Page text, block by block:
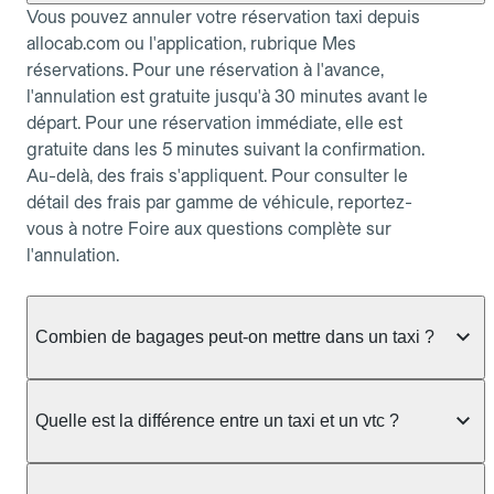
Vous pouvez annuler votre réservation taxi depuis
allocab.com ou l'application, rubrique Mes
réservations. Pour une réservation à l'avance,
l'annulation est gratuite jusqu'à 30 minutes avant le
départ. Pour une réservation immédiate, elle est
gratuite dans les 5 minutes suivant la confirmation.
Au-delà, des frais s'appliquent. Pour consulter le
détail des frais par gamme de véhicule, reportez-
vous à notre Foire aux questions complète sur
l'annulation.
Combien de bagages peut-on mettre dans un taxi ?
taxi berline accueille en général jusqu'à 3 bagages
ou nombreux, précisez-le dans le champ "Message
Quelle est la différence entre un taxi et un vtc ?